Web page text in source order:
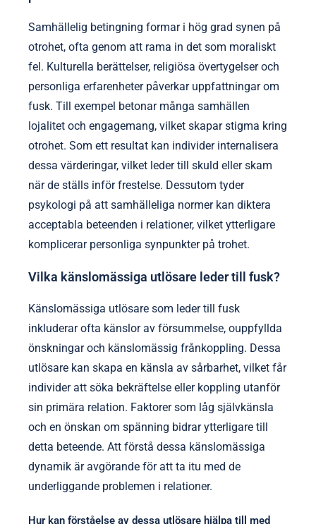
Samhällelig betingning formar i hög grad synen på
otrohet, ofta genom att rama in det som moraliskt
fel. Kulturella berättelser, religiösa övertygelser och
personliga erfarenheter påverkar uppfattningar om
fusk. Till exempel betonar många samhällen
lojalitet och engagemang, vilket skapar stigma kring
otrohet. Som ett resultat kan individer internalisera
dessa värderingar, vilket leder till skuld eller skam
när de ställs inför frestelse. Dessutom tyder
psykologi på att samhälleliga normer kan diktera
acceptabla beteenden i relationer, vilket ytterligare
komplicerar personliga synpunkter på trohet.
Vilka känslomässiga utlösare leder till fusk?
Känslomässiga utlösare som leder till fusk
inkluderar ofta känslor av försummelse, ouppfyllda
önskningar och känslomässig frånkoppling. Dessa
utlösare kan skapa en känsla av sårbarhet, vilket får
individer att söka bekräftelse eller koppling utanför
sin primära relation. Faktorer som låg självkänsla
och en önskan om spänning bidrar ytterligare till
detta beteende. Att förstå dessa känslomässiga
dynamik är avgörande för att ta itu med de
underliggande problemen i relationer.
Hur kan förståelse av dessa utlösare hjälpa till med